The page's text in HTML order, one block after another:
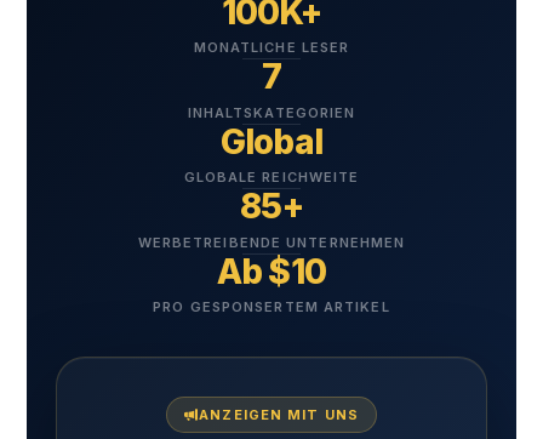
100K+
MONATLICHE LESER
7
INHALTSKATEGORIEN
Global
GLOBALE REICHWEITE
85+
WERBETREIBENDE UNTERNEHMEN
Ab $10
PRO GESPONSERTEM ARTIKEL
ANZEIGEN MIT UNS